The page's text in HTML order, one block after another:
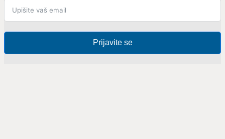
Prijavite se